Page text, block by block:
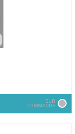
SUR
COMMANDE